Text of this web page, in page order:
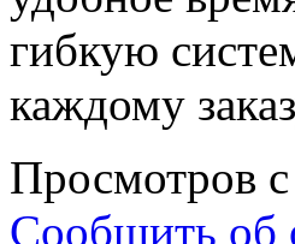
гибкую
каждому
Просмотров
Сообщить об